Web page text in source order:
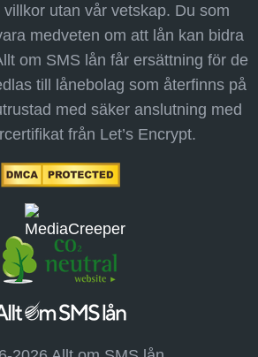
utan vår vetskap. Du som
medveten om att lån kan bidra
om SMS lån får ersättning för de
till lånebolag som återfinns på
med säker anslutning med
från Let’s Encrypt.